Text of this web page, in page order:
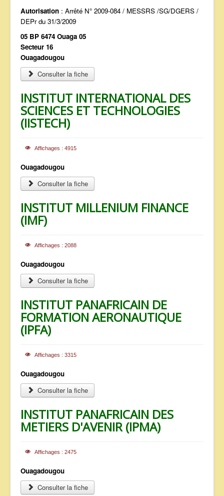
Autorisation : Arrêté N° 2009-084 / MESSRS /SG/DGERS /
DEPr du 31/3/2009
05 BP 6474 Ouaga 05
Secteur 16
Ouagadougou
Consulter la fiche
INSTITUT INTERNATIONAL DES
SCIENCES ET TECHNOLOGIES
(IISTECH)
Affichages : 4915
Ouagadougou
Consulter la fiche
INSTITUT MILLENIUM FINANCE
(IMF)
Affichages : 2088
Ouagadougou
Consulter la fiche
INSTITUT PANAFRICAIN DE
FORMATION AERONAUTIQUE
(IPFA)
Affichages : 3315
Ouagadougou
Consulter la fiche
INSTITUT PANAFRICAIN DES
METIERS D'AVENIR (IPMA)
Affichages : 2475
Ouagadougou
Consulter la fiche